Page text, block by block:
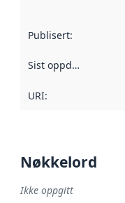
Publisert:
Sist oppdatert
URI:
Nøkkelord
Ikke oppgitt